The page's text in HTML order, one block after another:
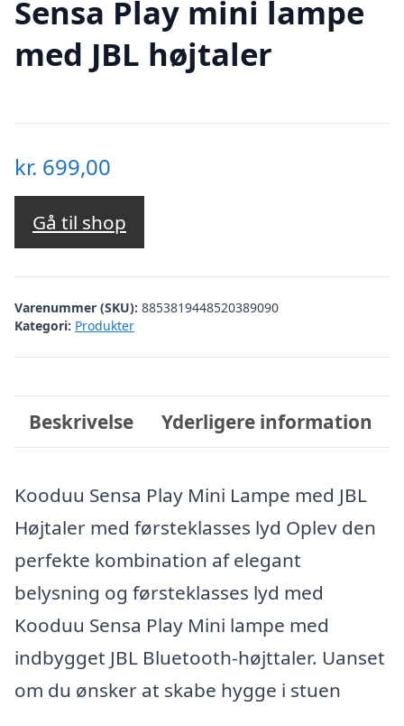
Sensa Play mini lampe
med JBL højtaler
kr. 699,00
Gå til shop
Varenummer (SKU): 8853819448520389090
Kategori: Produkter
Beskrivelse Yderligere information
Kooduu Sensa Play Mini Lampe med JBL
Højtaler med førsteklasses lyd Oplev den
perfekte kombination af elegant
belysning og førsteklasses lyd med
Kooduu Sensa Play Mini lampe med
indbygget JBL Bluetooth-højttaler. Uanset
om du ønsker at skabe hygge i stuen